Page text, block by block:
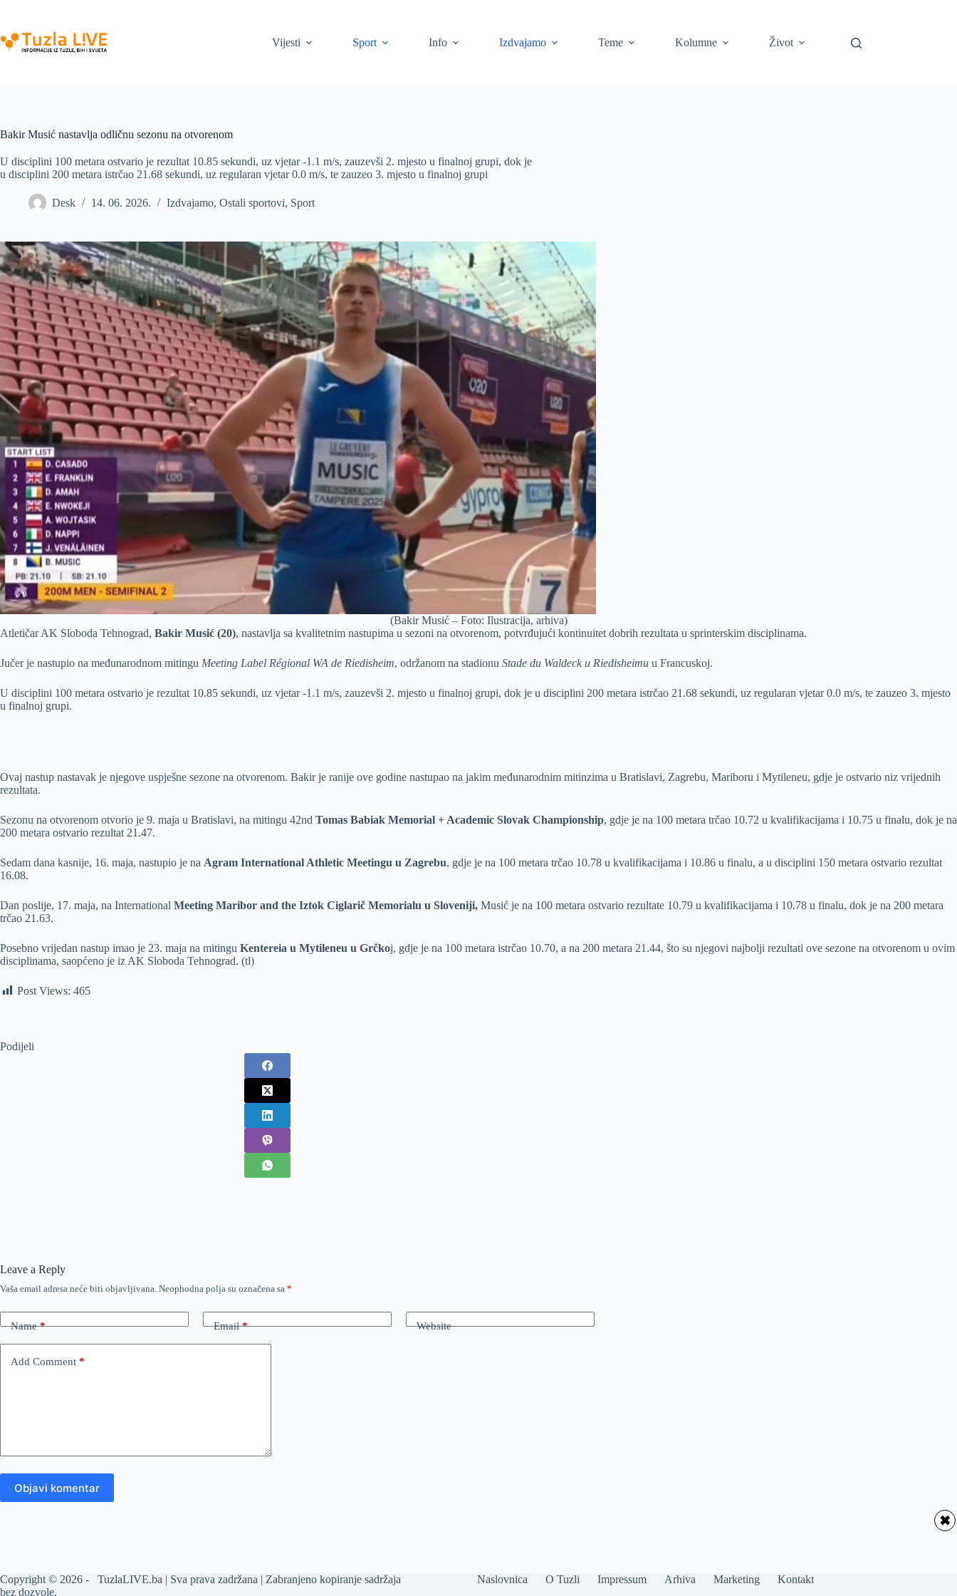
content
Vijesti
Sport Info Izdvajamo Teme Kolumne Život
Bakir Musić nastavlja odličnu sezonu na otvorenom
U disciplini 100 metara ostvario je rezultat 10.85 sekundi, uz vjetar -1.1 m/s, zauzevši 2. mjesto u finalnoj grupi, dok je
u disciplini 200 metara istrčao 21.68 sekundi, uz regularan vjetar 0.0 m/s, te zauzeo 3. mjesto u finalnoj grupi
Desk 14. 06. 2026. Izdvajamo, Ostali sportovi, Sport
(Bakir Musić – Foto: Ilustracija, arhiva)
Atletičar AK Sloboda Tehnograd, Bakir Musić (20), nastavlja sa kvalitetnim nastupima u sezoni na otvorenom, potvrđujući kontinuitet dobrih rezultata u sprinterskim disciplinama.
Jučer je nastupio na međunarodnom mitingu Meeting Label Régional WA de Riedisheim, održanom na stadionu Stade du Waldeck u Riedisheimu u Francuskoj.
U disciplini 100 metara ostvario je rezultat 10.85 sekundi, uz vjetar -1.1 m/s, zauzevši 2. mjesto u finalnoj grupi, dok je u disciplini 200 metara istrčao 21.68 sekundi, uz regularan vjetar 0.0 m/s, te zauzeo 3. mjesto
u finalnoj grupi.
Ovaj nastup nastavak je njegove uspješne sezone na otvorenom. Bakir je ranije ove godine nastupao na jakim međunarodnim mitinzima u Bratislavi, Zagrebu, Mariboru i Mytileneu, gdje je ostvario niz vrijednih
rezultata.
Sezonu na otvorenom otvorio je 9. maja u Bratislavi, na mitingu 42nd Tomas Babiak Memorial + Academic Slovak Championship, gdje je na 100 metara trčao 10.72 u kvalifikacijama i 10.75 u finalu, dok je na
200 metara ostvario rezultat 21.47.
Sedam dana kasnije, 16. maja, nastupio je na Agram International Athletic Meetingu u Zagrebu, gdje je na 100 metara trčao 10.78 u kvalifikacijama i 10.86 u finalu, a u disciplini 150 metara ostvario rezultat
16.08.
Dan poslije, 17. maja, na International Meeting Maribor and the Iztok Ciglarič Memorialu u Sloveniji, Musić je na 100 metara ostvario rezultate 10.79 u kvalifikacijama i 10.78 u finalu, dok je na 200 metara
trčao 21.63.
Posebno vrijedan nastup imao je 23. maja na mitingu Kentereia u Mytileneu u Grčkoj, gdje je na 100 metara istrčao 10.70, a na 200 metara 21.44, što su njegovi najbolji rezultati ove sezone na otvorenom u ovim
disciplinama, saopćeno je iz AK Sloboda Tehnograd. (tl)
Post Views: 465
Podijeli
Leave a Reply
Vaša email adresa neće biti objavljivana. Neophodna polja su označena sa *
Name* Email* Website
Add Comment *
Objavi komentar
Copyright © 2026 - TuzlaLIVE.ba | Sva prava zadržana | Zabranjeno kopiranje sadržaja
bez dozvole.
Naslovnica O Tuzli Impressum Arhiva Marketing Kontakt
✖